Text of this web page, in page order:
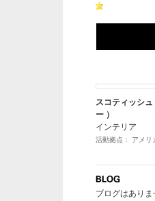
スコティッシ
ー ）
インテリア
活動拠点： アメリ
ブログはありま